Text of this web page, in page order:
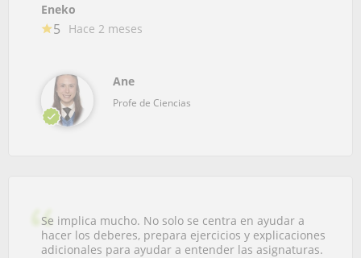
Eneko
5 Hace 2 meses
Ane
Profe de Ciencias
Se implica mucho. No solo se centra en ayudar a
hacer los deberes, prepara ejercicios y explicaciones
adicionales para ayudar a entender las asignaturas.